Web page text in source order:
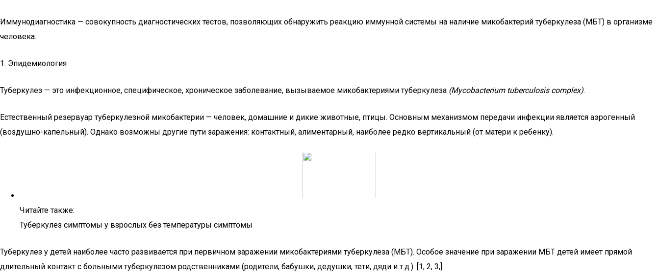
Иммунодиагностика — совокупность диагностических тестов, позволяющих обнаружить реакцию иммунной системы на наличие микобактерий туберкулеза (МБТ) в организме
человека.
1. Эпидемиология
Туберкулез — это инфекционное, специфическое, хроническое заболевание, вызываемое микобактериями туберкулеза (Mycobacterium tuberculosis complex).
Естественный резервуар туберкулезной микобактерии — человек, домашние и дикие животные, птицы. Основным механизмом передачи инфекции является аэрогенный
(воздушно-капельный). Однако возможны другие пути заражения: контактный, алиментарный, наиболее редко вертикальный (от матери к ребенку).
Читайте также:
Туберкулез симптомы у взрослых без температуры симптомы
Туберкулез у детей наиболее часто развивается при первичном заражении микобактериями туберкулеза (МБТ). Особое значение при заражении МБТ детей имеет прямой
длительный контакт с больными туберкулезом родственниками (родители, бабушки, дедушки, тети, дяди и т.д.). [1, 2, 3,].